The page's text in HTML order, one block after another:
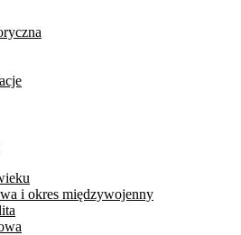
i okres międzywojenny